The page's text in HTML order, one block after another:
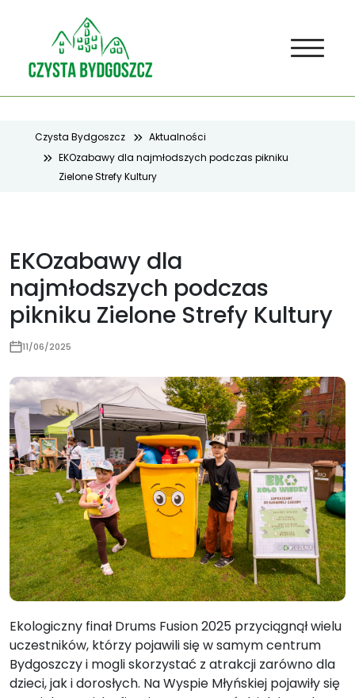
Czysta Bydgoszcz
Aktualności
EKOzabawy dla najmłodszych podczas pikniku
Zielone Strefy Kultury
EKOzabawy dla
najmłodszych podczas
pikniku Zielone Strefy Kultury
11/06/2025
Ekologiczny finał Drums Fusion 2025 przyciągnął wielu
uczestników, którzy pojawili się w samym centrum
Bydgoszczy i mogli skorzystać z atrakcji zarówno dla
dzieci, jak i dorosłych. Na Wyspie Młyńskiej pojawiły się